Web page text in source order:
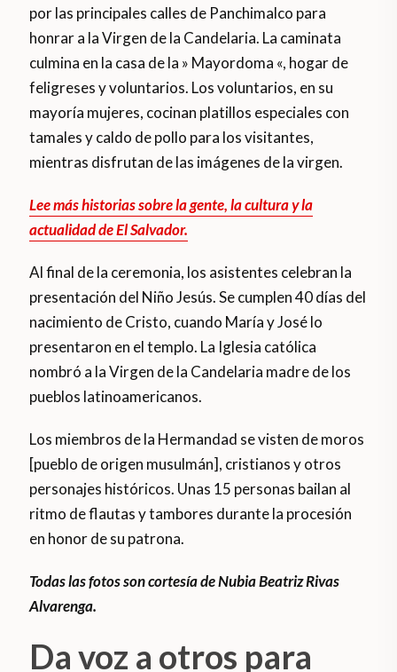
por las principales calles de Panchimalco para
honrar a la Virgen de la Candelaria. La caminata
culmina en la casa de la » Mayordoma «, hogar de
feligreses y voluntarios. Los voluntarios, en su
mayoría mujeres, cocinan platillos especiales con
tamales y caldo de pollo para los visitantes,
mientras disfrutan de las imágenes de la virgen.
Lee más historias sobre la gente, la cultura y la
actualidad de El Salvador.
Al final de la ceremonia, los asistentes celebran la
presentación del Niño Jesús. Se cumplen 40 días del
nacimiento de Cristo, cuando María y José lo
presentaron en el templo. La Iglesia católica
nombró a la Virgen de la Candelaria madre de los
pueblos latinoamericanos.
Los miembros de la Hermandad se visten de moros
[pueblo de origen musulmán], cristianos y otros
personajes históricos. Unas 15 personas bailan al
ritmo de flautas y tambores durante la procesión
en honor de su patrona.
Todas las fotos son cortesía de Nubia Beatriz Rivas
Alvarenga.
Da voz a otros para